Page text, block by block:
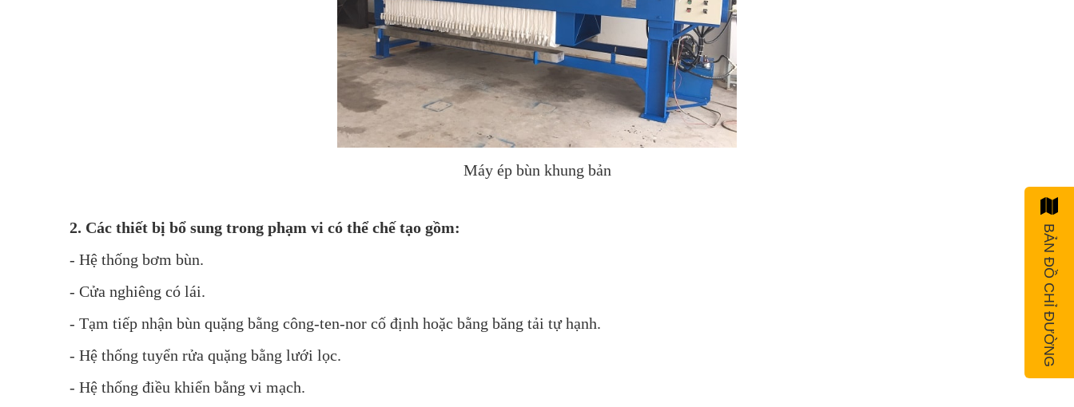
Máy ép bùn khung bản
2. Các thiết bị bổ sung trong phạm vi có thể chế tạo gồm:
- Hệ thống bơm bùn.
- Cửa nghiêng có lái.
- Tạm tiếp nhận bùn quặng bằng công-ten-nor cố định hoặc bằng băng tải tự hạnh.
- Hệ thống tuyển rửa quặng bằng lưới lọc.
- Hệ thống điều khiển bằng vi mạch.
BẢN ĐỒ CHỈ ĐƯỜNG